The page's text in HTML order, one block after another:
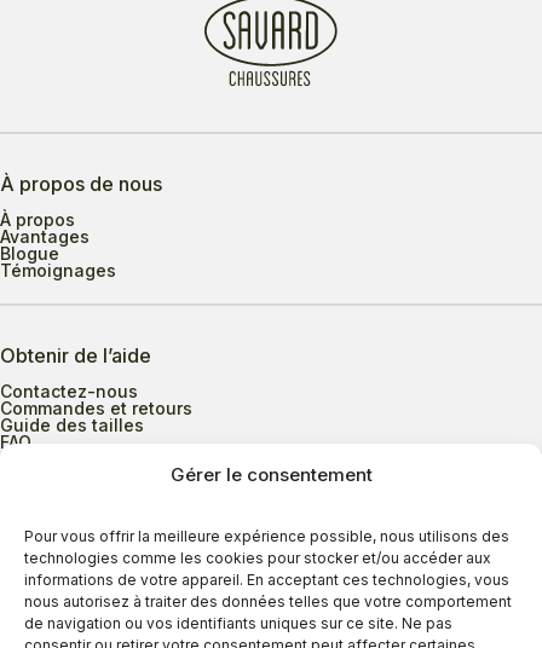
Gérer le consentement
Pour vous offrir la meilleure expérience possible, nous utilisons des
technologies comme les cookies pour stocker et/ou accéder aux
informations de votre appareil. En acceptant ces technologies, vous
nous autorisez à traiter des données telles que votre comportement
de navigation ou vos identifiants uniques sur ce site. Ne pas
À propos de nous
À propos
Avantages
Blogue
Témoignages
Obtenir de l’aide
Contactez-nous
Commandes et retours
Guide des tailles
FAQ
Heures d’ouverture
Lundi au mercredi
9h00 à 17h30
Jeudi
9h00 à 20h00